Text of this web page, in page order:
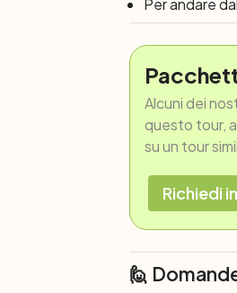
Per andare
Alcuni dei
questo tour,
su un tour
Richiedi
🙋